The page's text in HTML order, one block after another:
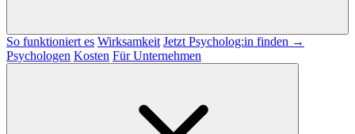
So funktioniert es Wirksamkeit Jetzt Psycholog:in finden →
Psychologen Kosten Für Unternehmen